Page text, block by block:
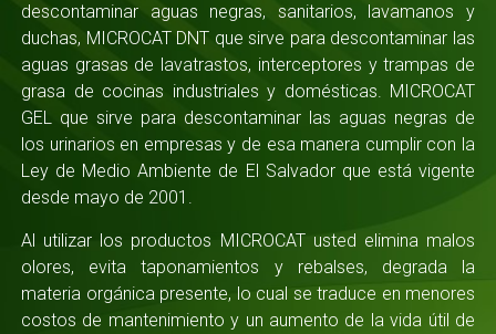
descontaminar aguas negras, sanitarios, lavamanos y
duchas, MICROCAT DNT que sirve para descontaminar las
aguas grasas de lavatrastos, interceptores y trampas de
grasa de cocinas industriales y domésticas. MICROCAT
GEL que sirve para descontaminar las aguas negras de
los urinarios en empresas y de esa manera cumplir con la
Ley de Medio Ambiente de El Salvador que está vigente
desde mayo de 2001.
Al utilizar los productos MICROCAT usted elimina malos
olores, evita taponamientos y rebalses, degrada la
materia orgánica presente, lo cual se traduce en menores
costos de mantenimiento y un aumento de la vida útil de